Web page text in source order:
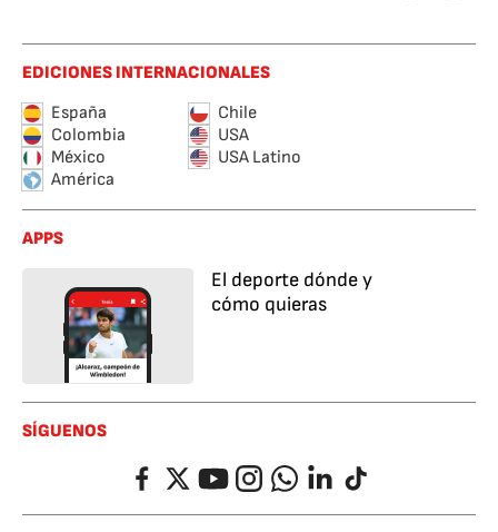
EDICIONES INTERNACIONALES
España
Chile
Colombia
USA
México
USA Latino
América
APPS
El deporte dónde y
cómo quieras
SÍGUENOS
FacebookTwitterYouTubeInstagramWhatsappLinkedIn
TikTok